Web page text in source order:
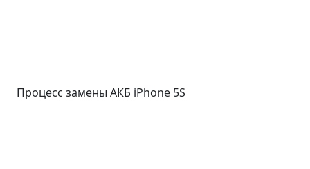
Процесс замены АКБ iPhone 5S